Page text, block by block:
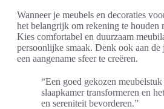
Wanneer je meubels en decoraties
het belangrijk om rekening te houden
Kies comfortabel en duurzaam
persoonlijke smaak. Denk ook aan
een aangename sfeer te creëren.
“Een goed gekozen meubelstuk
slaapkamer transformeren en
en sereniteit bevorderen.”